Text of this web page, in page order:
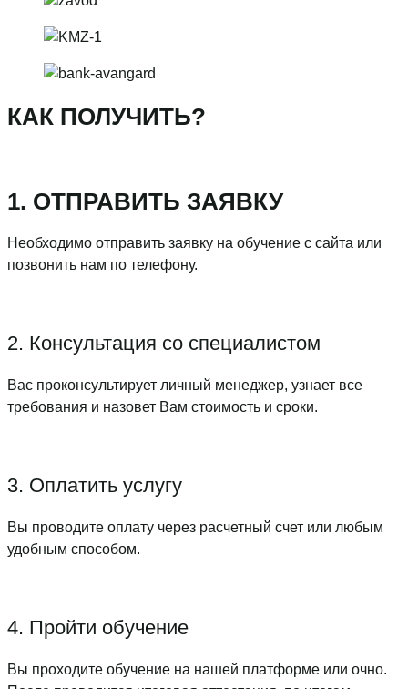
КАК ПОЛУЧИТЬ?
1. ОТПРАВИТЬ ЗАЯВКУ
Необходимо отправить заявку на обучение с сайта или
позвонить нам по телефону.
2. Консультация со специалистом
Вас проконсультирует личный менеджер, узнает все
требования и назовет Вам стоимость и сроки.
3. Оплатить услугу
Вы проводите оплату через расчетный счет или любым
удобным способом.
4. Пройти обучение
Вы проходите обучение на нашей платформе или очно.